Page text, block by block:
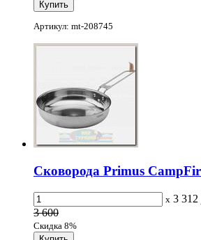
Артикул: mt-208745
Сковорода Primus
x 3 312
3 600
Скидка 8%